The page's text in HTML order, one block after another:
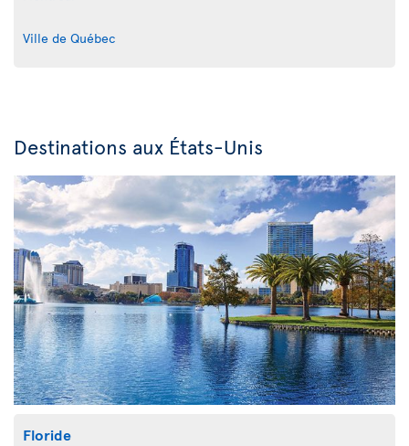
Ville de Québec
Destinations aux États-Unis
Floride